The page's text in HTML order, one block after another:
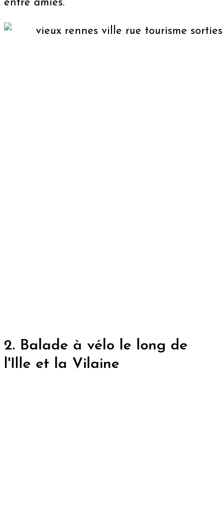
entre amies​​.
2. Balade à vélo le long de
l'Ille et la Vilaine